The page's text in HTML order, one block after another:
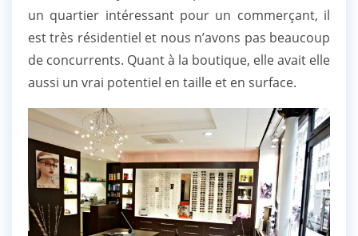
un quartier intéressant pour un commerçant, il
est très résidentiel et nous n’avons pas beaucoup
de concurrents. Quant à la boutique, elle avait elle
aussi un vrai potentiel en taille et en surface.